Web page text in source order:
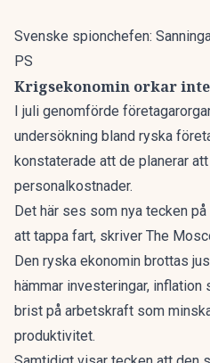
Svenske spionchefen:
PS
Krigsekonomin orkar inte
I juli genomförde
undersökning bland ryska
konstaterade att de planerar
personalkostnader.
Det här ses som nya tecken
att tappa fart, skriver The
Den ryska ekonomin brottas
hämmar investeringar,
brist på arbetskraft som
produktivitet.